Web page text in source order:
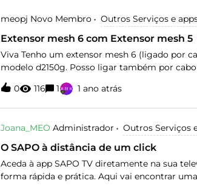
meopj Novo Membro Outros Serviços e
Extensor mesh 6 com Extensor mesh 5
Viva Tenho um extensor mesh 6 (ligado por
modelo d2150g. Posso ligar também por
amplificar o sinal de wifi? Obrigado
0 116 1 1 ano atrás
Joana_MEO Administrador Outros Serviços
O SAPO à distância de um click
Aceda à app SAPO TV diretamente na sua
forma rápida e prática. Aqui vai encontrar